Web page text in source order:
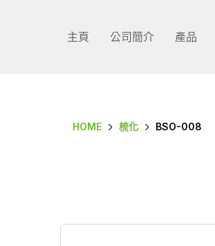
主頁 公司簡介 產品
HOME 梳化 BSO-008